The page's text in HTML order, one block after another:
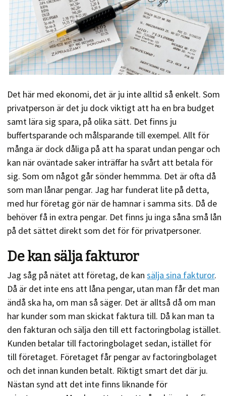
Det här med ekonomi, det är ju inte alltid så enkelt. Som
privatperson är det ju dock viktigt att ha en bra budget
samt lära sig spara, på olika sätt. Det finns ju
buffertsparande och målsparande till exempel. Allt för
många är dock dåliga på att ha sparat undan pengar och
kan när oväntade saker inträffar ha svårt att betala för
sig. Som om något går sönder hemmma. Det är ofta då
som man lånar pengar. Jag har funderat lite på detta,
med hur företag gör när de hamnar i samma sits. Då de
behöver få in extra pengar. Det finns ju inga såna små lån
på det sättet direkt som det för för privatpersoner.
De kan sälja fakturor
Jag såg på nätet att företag, de kansälja sina fakturor.
Då är det inte ens att låna pengar, utan man får det man
ändå ska ha, om man så säger. Det är alltså då om man
har kunder som man skickat faktura till. Då kan man ta
den fakturan och sälja den till ett factoringbolag istället.
Kunden betalar till factoringbolaget sedan, istället för
till företaget. Företaget får pengar av factoringbolaget
och det innan kunden betalt. Riktigt smart det där ju.
Nästan synd att det inte finns liknande för